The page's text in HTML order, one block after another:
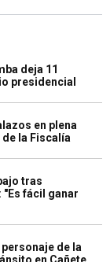
deja 11
presidencial
en plena
la Fiscalía
tras
fácil ganar
de la
en Cañete